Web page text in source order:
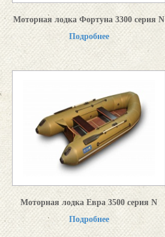
Моторная лодка Фортуна 3300 серия N
Подробнее
Моторная лодка Евра 3500 серия N
Подробнее